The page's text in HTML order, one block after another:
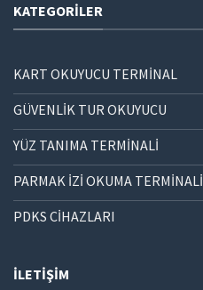
KATEGORILER
KART OKUYUCU TERMİNAL
GÜVENLİK TUR OKUYUCU
YÜZ TANIMA TERMİNALİ
PARMAK İZİ OKUMA TERMİNALİ
PDKS CİHAZLARI
İLETIŞIM